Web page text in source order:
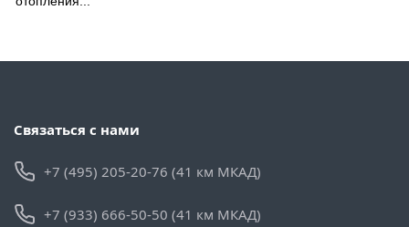
Связаться с нами
+7 (495) 205-20-76 (41 км МКАД)
+7 (933) 666-50-50 (41 км МКАД)